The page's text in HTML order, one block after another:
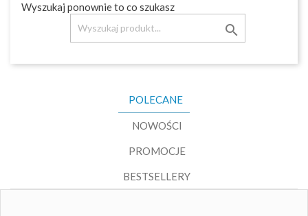
Wyszukaj ponownie to co szukasz

POLECANE
NOWOŚCI
PROMOCJE
BESTSELLERY